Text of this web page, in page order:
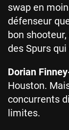
swap en
défenseur
bon
des Spurs
Dorian
Houston.
concurrents
limites.